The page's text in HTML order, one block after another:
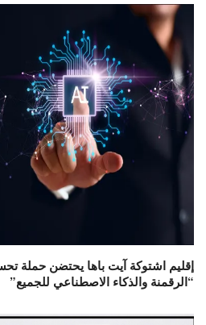
إقليم اشتوكة آيت باها يحتضن حملة
“الرقمنة والذكاء الاصطناعي للجميع”